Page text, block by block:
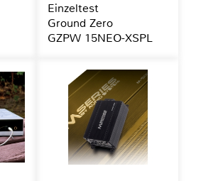
Einzeltest
Ground Zero
GZPW 15NEO-XSPL